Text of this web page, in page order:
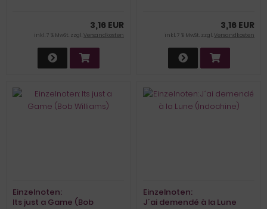
3,16 EUR
inkl. 7 % MwSt. zzgl.Versandkosten
3,16 EUR
inkl. 7 % MwSt. zzgl.Versandkosten
Einzelnoten:
Its just a Game (Bob
Einzelnoten:
J´ai demendé à la Lune